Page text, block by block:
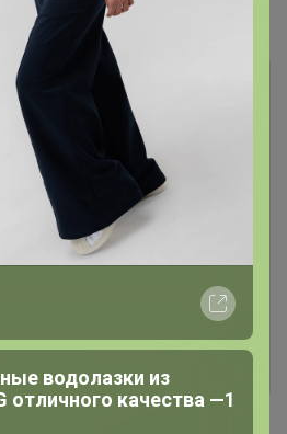
записи из110
или задать вопрос
на сайте
Зарегистрироваться
водолазки из
отличного качества —1